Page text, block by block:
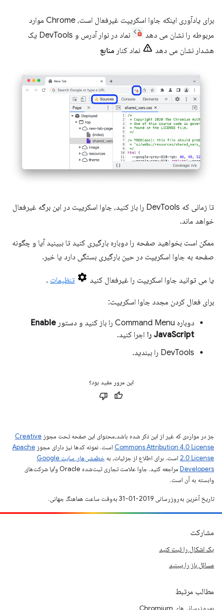
برای یادآوری اینکه جاوا اسکریپت غیرفعال است، Chrome موارد
مربوطه را نشان می دهد
نماد در نوار آدرس و DevTools یک
هشدار نشان می دهد
نماد کنار منابع
تا زمانی که DevTools را باز کنید، جاوا اسکریپت در این برگه غیرفعال
خواهد ماند.
ممکن است بخواهید صفحه را دوباره بارگیری کنید تا ببینید آیا و چگونه
صفحه به جاوا اسکریپت در حین بارگیری بستگی دارد یا خیر.
یا می توانید جاوا اسکریپت را غیرفعال کنید تنظیمات .
برای فعال کردن مجدد جاوا اسکریپت:
دوباره Command Menu را باز کنید و دستور
Enable
JavaScript را
اجرا کنید.
DevTools را ببندید.
این مرور مفید بود؟
جز در مواردی که غیر از این ذکر شده باشد،‌محتوای این صفحه تحت مجوز Creative
Commons Attribution 4.0 License است. نمونه کدها نیز دارای مجوز Apache
2.0 License است. برای اطلاع از جزئیات، به
خطمشی‌های سایت Google
Developers‏
مراجعه کنید. جاوا علامت تجاری ثبت‌شده Oracle و/یا شرکت‌های
وابسته به آن است.
تاریخ آخرین به‌روزرسانی 2019-01-31 به‌وقت ساعت هماهنگ جهانی.
مشارکت
یک اشکال را ثبت کنید
مسائل باز را ببینید
مطالب مرتبط
به‌روزرسانی‌های Chromium